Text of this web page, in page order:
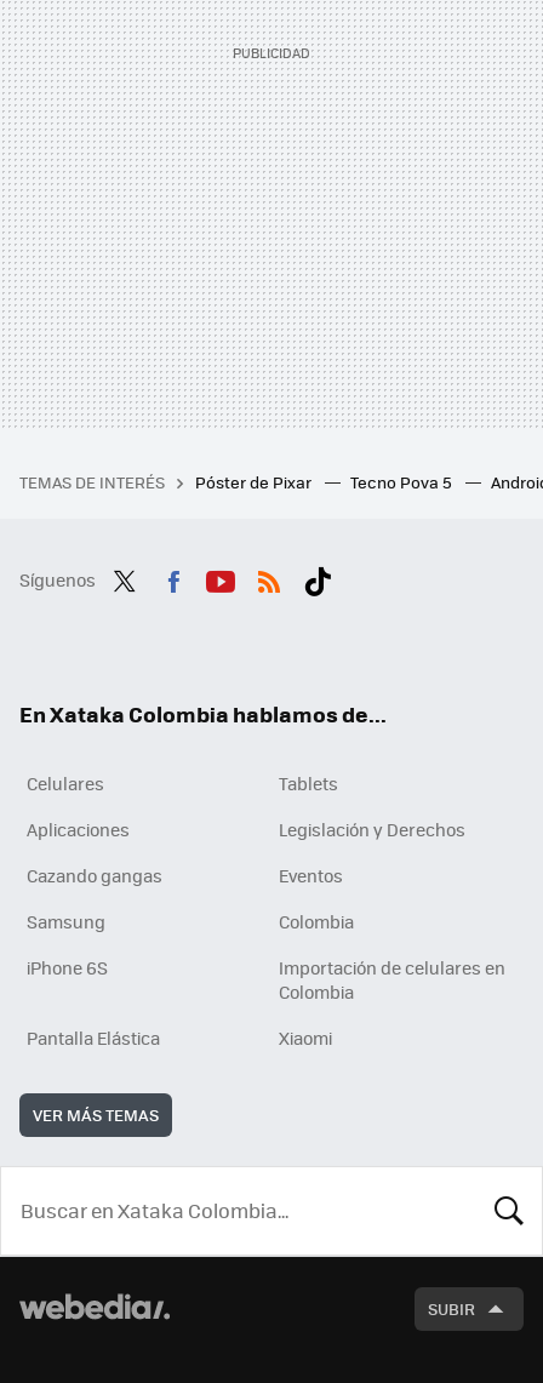
TEMAS DE INTERÉS Póster de Pixar Tecno Pova 5
Síguenos
En Xataka Colombia hablamos de...
Celulares
Tablets
Aplicaciones
Legislación y Derechos
Cazando gangas
Eventos
Samsung
Colombia
iPhone 6S
Importación de celulares en
Colombia
Pantalla Elástica
Xiaomi
VER MÁS TEMAS
SUBIR